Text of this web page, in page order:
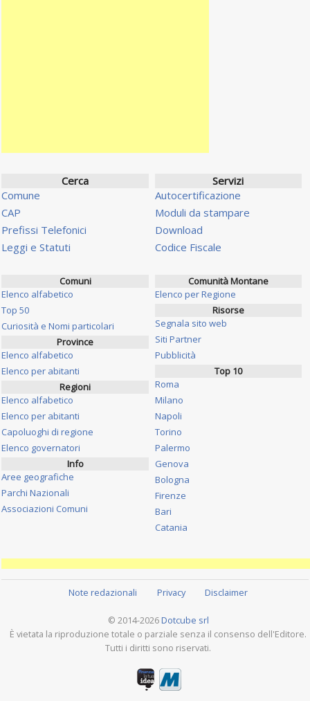
Cerca
Comune
CAP
Prefissi Telefonici
Leggi e Statuti
Servizi
Autocertificazione
Moduli da stampare
Download
Codice Fiscale
Comuni
Elenco alfabetico
Top 50
Curiosità e Nomi particolari
Province
Elenco alfabetico
Elenco per abitanti
Regioni
Elenco alfabetico
Elenco per abitanti
Capoluoghi di regione
Elenco governatori
Info
Aree geografiche
Parchi Nazionali
Associazioni Comuni
Comunità Montane
Elenco per Regione
Risorse
Segnala sito web
Siti Partner
Pubblicità
Top 10
Roma
Milano
Napoli
Torino
Palermo
Genova
Bologna
Firenze
Bari
Catania
Note redazionali Privacy Disclaimer
© 2014-2026 Dotcube srl
È vietata la riproduzione totale o parziale senza il consenso dell'Editore.
Tutti i diritti sono riservati.